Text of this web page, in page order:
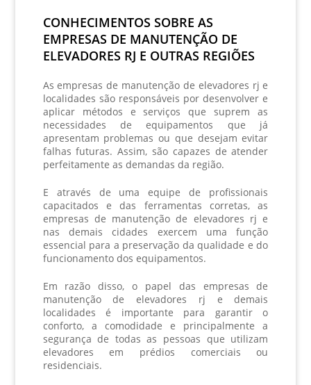
CONHECIMENTOS SOBRE AS
EMPRESAS DE MANUTENÇÃO DE
ELEVADORES RJ E OUTRAS REGIÕES
Asempresas de manutenção de elevadores rj e
localidades são responsáveis por desenvolver e
aplicar métodos e serviços que suprem as
necessidades de equipamentos que já
apresentam problemas ou que desejam evitar
falhas futuras. Assim, são capazes de atender
perfeitamente as demandas da região.
E através de uma equipe de profissionais
capacitados e das ferramentas corretas, as
empresas de manutenção de elevadores rj e
nas demais cidades exercem uma função
essencial para a preservação da qualidade e do
funcionamento dos equipamentos.
Em razão disso, o papel das empresas de
manutenção de elevadores rj e demais
localidades é importante para garantir o
conforto, a comodidade e principalmente a
segurança de todas as pessoas que utilizam
elevadores em prédios comerciais ou
residenciais.